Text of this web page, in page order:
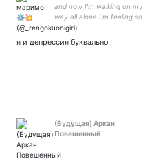
and now I'm walking on my
way all alone I'm feeling so
cold not getting anywhere I
я и депрессия буквально
(Будущая) Аркан
Повешенный